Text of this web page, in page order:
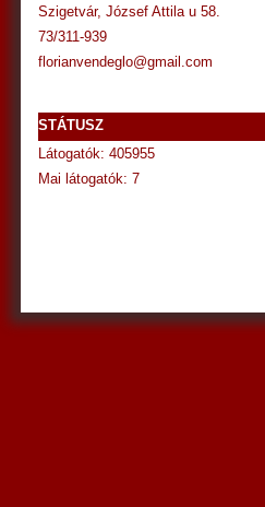
Szigetvár, József Attila u 58.
73/311-939
florianvendeglo@gmail.com
STÁTUSZ
Látogatók: 405955
Mai látogatók: 7